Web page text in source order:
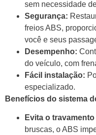
sem necessidade
Segurança:
freios ABS,
você e seus
Desempenho:
do veículo, com
Fácil instalação:
especializado.
Benefícios do sistema
Evita o
bruscas, o ABS